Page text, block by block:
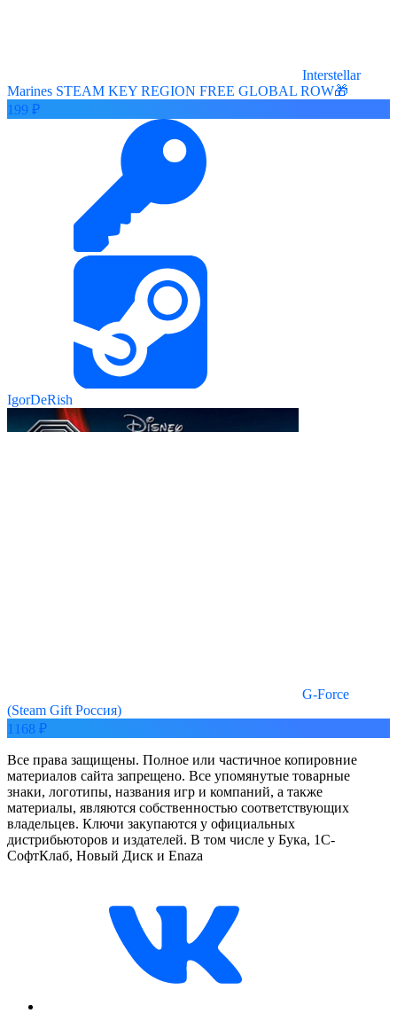
Interstellar
Marines STEAM KEY REGION FREE GLOBAL ROW🎁
199 ₽
IgorDeRish
G-Force
(Steam Gift Россия)
1168 ₽
Все права защищены. Полное или частичное копировние
материалов сайта запрещено. Все упомянутые товарные
знаки, логотипы, названия игр и компаний, а также
материалы, являются собственностью соответствующих
владельцев. Ключи закупаются у официальных
дистрибьюторов и издателей. В том числе у Бука, 1С-
СофтКлаб, Новый Диск и Enaza